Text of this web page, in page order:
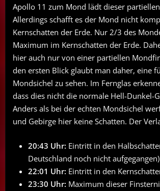
Apollo 11 zum Mond lädt dieser
Allerdings schafft es der Mond nicht
Kernschatten der Erde. Nur 2/3 des
Maximum im Kernschatten der Erde.
hier auch nur von einer partiellen
den ersten Blick glaubt man daher, eine
Mondsichel zu sehen. Im Fernglas
dass dies nicht die normale Hell-Dunkel-
Anders als bei der echten Mondsichel
und Gebirge hier keine Schatten. Der
20:43 Uhr: Eintritt in den
Deutschland noch nicht aufgegangen)
22:01 Uhr: Eintritt in den
23:30 Uhr: Maximum dieser